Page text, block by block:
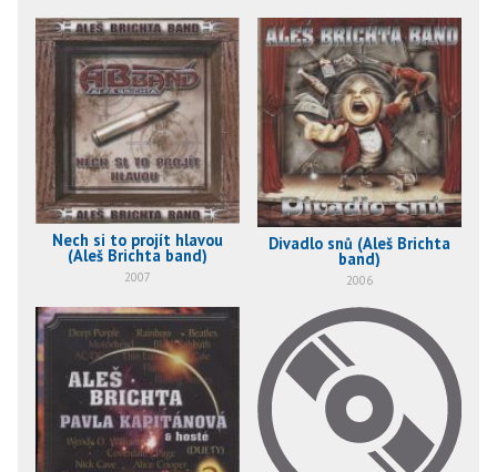
Nech si to projít hlavou
(Aleš Brichta band)
2007
Divadlo snů (Aleš Brichta
band)
2006